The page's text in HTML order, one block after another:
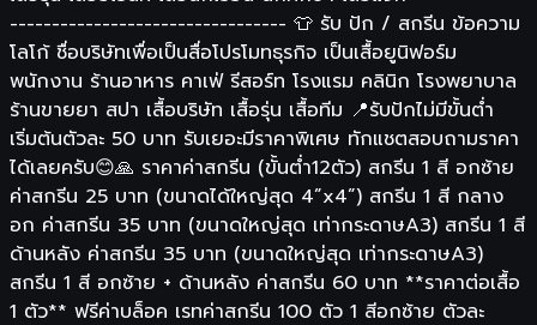
--------------------------------- 👕 รับ ปัก / สกรีน ข้อความ
โลโก้ ชื่อบริษัทเพื่อเป็นสื่อโปรโมทธุรกิจ เป็นเสื้อยูนิฟอร์ม
พนักงาน ร้านอาหาร คาเฟ่ รีสอร์ท โรงแรม คลินิก โรงพยาบาล
ร้านขายยา สปา เสื้อบริษัท เสื้อรุ่น เสื้อทีม 📍รับปักไม่มีขั้นต่ำ
เริ่มต้นตัวละ 50 บาท รับเยอะมีราคาพิเศษ ทักแชตสอบถามราคา
ได้เลยครับ😊🙏 ราคาค่าสกรีน (ขั้นต่ำ12ตัว) สกรีน 1 สี อกซ้าย
ค่าสกรีน 25 บาท (ขนาดได้ใหญ่สุด 4”x4”) สกรีน 1 สี กลาง
อก ค่าสกรีน 35 บาท (ขนาดใหญ่สุด เท่ากระดาษA3) สกรีน 1 สี
ด้านหลัง ค่าสกรีน 35 บาท (ขนาดใหญ่สุด เท่ากระดาษA3)
สกรีน 1 สี อกซ้าย + ด้านหลัง ค่าสกรีน 60 บาท **ราคาต่อเสื้อ
1 ตัว** ฟรีค่าบล็อค เรทค่าสกรีน 100 ตัว 1 สีอกซ้าย ตัวละ